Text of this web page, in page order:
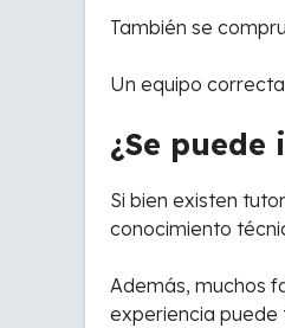
También se
Un equipo
¿Se
Si bien existen
conocimiento
Además, muchos
experiencia puede